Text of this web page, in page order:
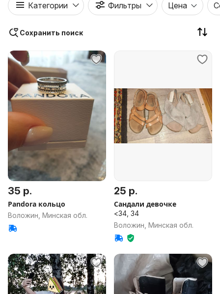
Категории Фильтры Цена
Сохранить поиск
35 р.
Pandora кольцо
Воложин, Минская обл.
25 р.
Сандали девочке
<34, 34
Воложин, Минская обл.